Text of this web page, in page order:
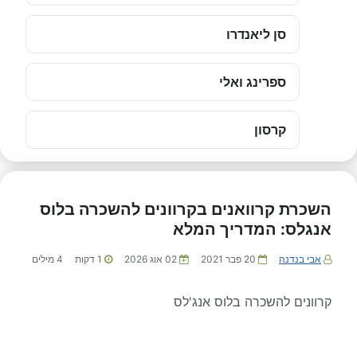
סן ליאנדרו
ספרינג ואלי
קרסון
השכרת קרוואנים בקרוונים להשכרה בלוס
אנגלס: המדריך המלא
אבי בנדנה 20 פבר 2021 02 אוג 2026 1 דקות 4 מילים
קרוונים להשכרה בלוס אנג'לס